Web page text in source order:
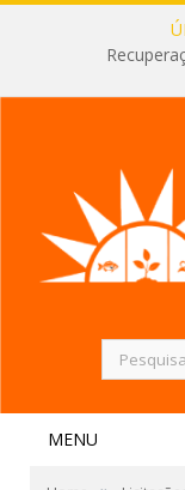
Pesquisar
por:
MENU